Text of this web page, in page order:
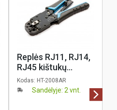
Replės RJ11, RJ14,
RJ45 kištukų
užspaudimui,
KELine
Kodas: HT-2008AR
Sandėlyje: 2 vnt.